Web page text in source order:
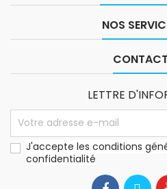
NOS
CONTACT
LETTRE
J'accepte les conditions
confidentialité